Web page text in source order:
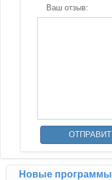
Ваш отзыв:
Новые программы